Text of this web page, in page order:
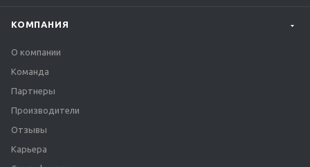
КОМПАНИЯ
О компании
Команда
Партнеры
Производители
Отзывы
Карьера